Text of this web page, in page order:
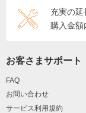
充実の延
購入金額
お客さまサポート
FAQ
お問い合わせ
サービス利用規約